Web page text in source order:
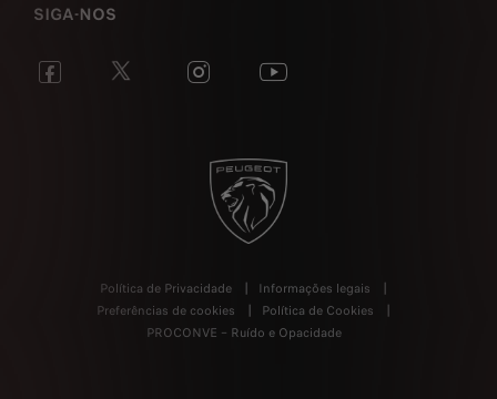
SIGA-NOS
Política de Privacidade
Informações legais
Preferências de cookies
Política de Cookies
PROCONVE – Ruído e Opacidade